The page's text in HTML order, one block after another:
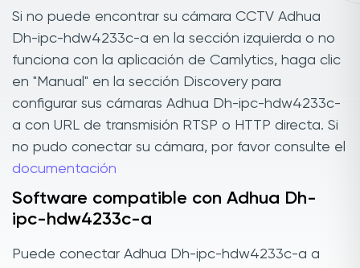
Si no puede encontrar su cámara CCTV Adhua
Dh-ipc-hdw4233c-a en la sección izquierda o no
funciona con la aplicación de Camlytics, haga clic
en "Manual" en la sección Discovery para
configurar sus cámaras Adhua Dh-ipc-hdw4233c-
a con URL de transmisión RTSP o HTTP directa. Si
no pudo conectar su cámara, por favor consulte el
documentación
Software compatible con Adhua Dh-
ipc-hdw4233c-a
Puede conectar Adhua Dh-ipc-hdw4233c-a a